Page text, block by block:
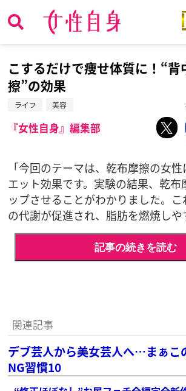
こするだけで痩せ体質に！“背
擦”の効果
ライフ 美容
『女性自身』編集部
「今回のテーマは、乾布摩擦の女
エット効果です。実験の結果、乾布
ップさせることがわかりました。
の代謝が促進され、脂肪を燃焼し
記事の続きを読む
関連記事
デブ芸人から美女芸人へ…まぁこ
NG習慣10